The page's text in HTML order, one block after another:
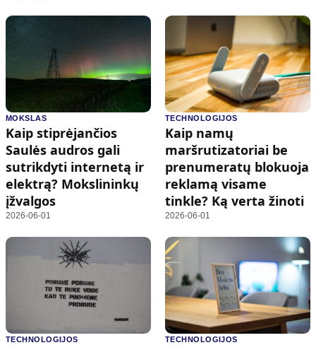
MOKSLAS
Kaip stiprėjančios
Saulės audros gali
sutrikdyti internetą ir
elektrą? Mokslininkų
įžvalgos
2026-06-01
TECHNOLOGIJOS
Kaip namų
maršrutizatoriai be
prenumeratų blokuoja
reklamą visame
tinkle? Ką verta žinoti
2026-06-01
TECHNOLOGIJOS TECHNOLOGIJOS